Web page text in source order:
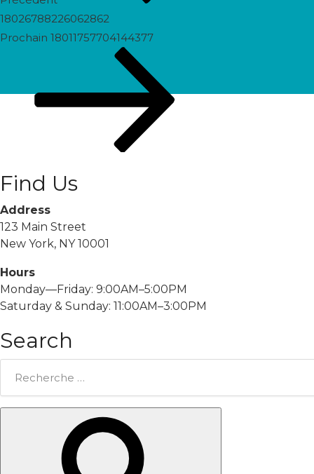
18026788226062862
Prochain
Prochain 18011757704144377
Find Us
Address
123 Main Street
New York, NY 10001
Hours
Monday—Friday: 9:00AM–5:00PM
Saturday & Sunday: 11:00AM–3:00PM
Search